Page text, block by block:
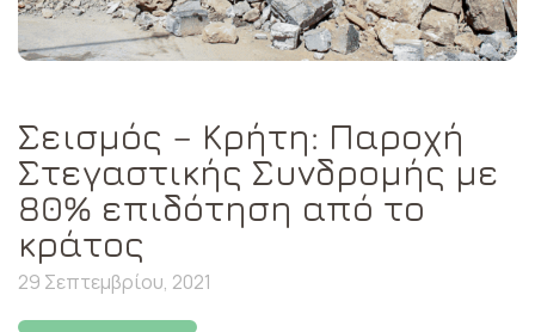
Σεισμός – Κρήτη: Παροχή
Στεγαστικής Συνδρομής με
80% επιδότηση από το
κράτος
29 Σεπτεμβρίου, 2021